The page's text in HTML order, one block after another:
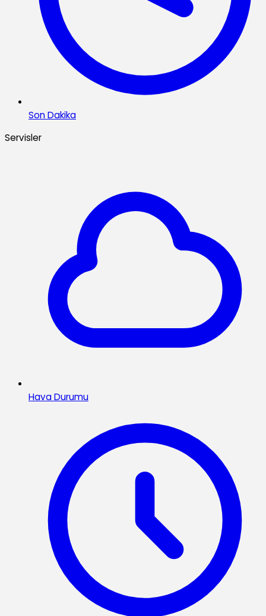
Son Dakika
Servisler
Hava Durumu